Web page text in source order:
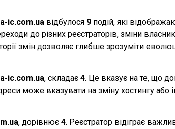
ic.com.ua відбулося 9 подій, які
до різних реєстраторів, зміни
змін дозволяє глибше зрозуміти
ic.com.ua, складає 4. Це вказує на те, що
може вказувати на зміну хостингу або
, дорівнює 4. Реєстратор відіграє